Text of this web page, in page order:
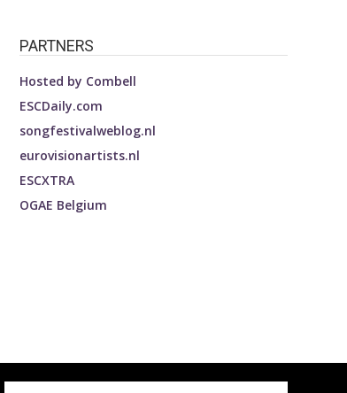
PARTNERS
Hosted by Combell
ESCDaily.com
songfestivalweblog.nl
eurovisionartists.nl
ESCXTRA
OGAE Belgium